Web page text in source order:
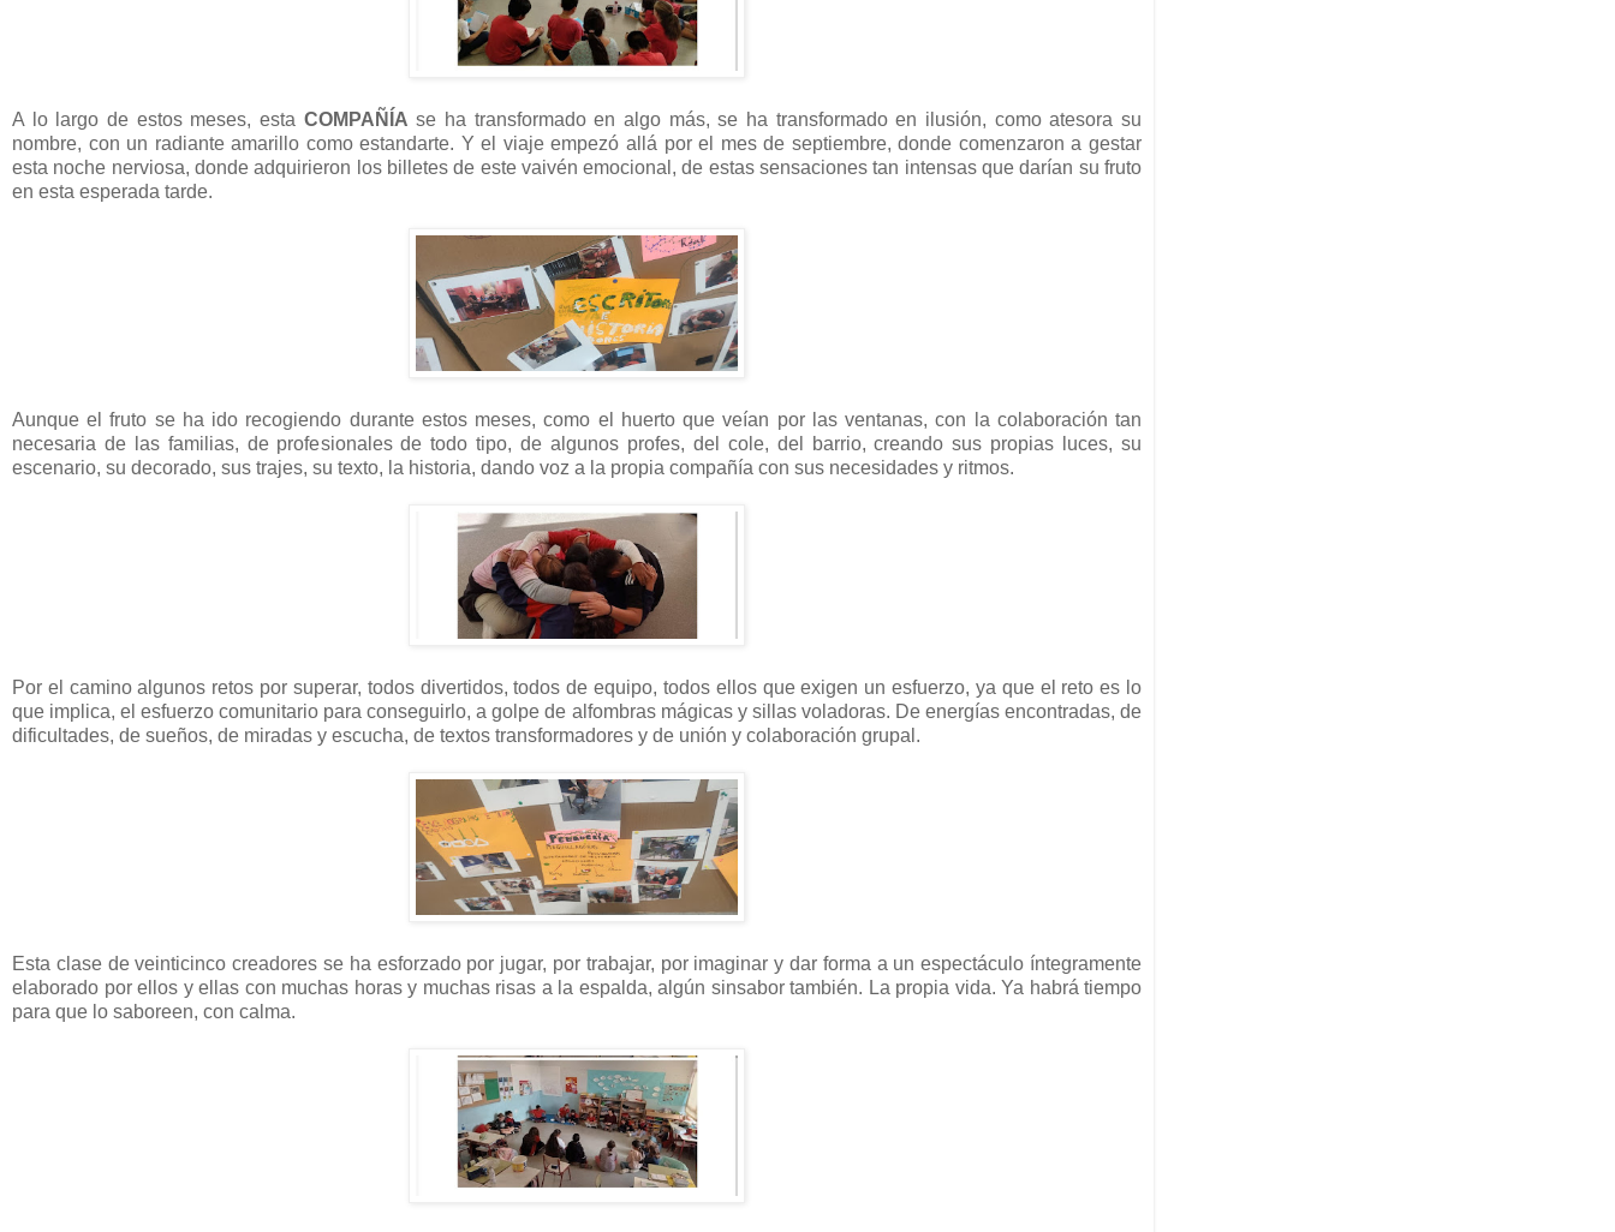
A lo largo de estos meses, esta COMPAÑÍA se ha transformado en algo más, se ha transformado en ilusión, como atesora su
nombre, con un radiante amarillo como estandarte. Y el viaje empezó allá por el mes de septiembre, donde comenzaron a gestar
esta noche nerviosa, donde adquirieron los billetes de este vaivén emocional, de estas sensaciones tan intensas que darían su fruto
en esta esperada tarde.
Aunque el fruto se ha ido recogiendo durante estos meses, como el huerto que veían por las ventanas, con la colaboración tan
necesaria de las familias, de profesionales de todo tipo, de algunos profes, del cole, del barrio, creando sus propias luces, su
escenario, su decorado, sus trajes, su texto, la historia, dando voz a la propia compañía con sus necesidades y ritmos.
Por el camino algunos retos por superar, todos divertidos, todos de equipo, todos ellos que exigen un esfuerzo, ya que el reto es lo
que implica, el esfuerzo comunitario para conseguirlo, a golpe de alfombras mágicas y sillas voladoras. De energías encontradas, de
dificultades, de sueños, de miradas y escucha, de textos transformadores y de unión y colaboración grupal.
Esta clase de veinticinco creadores se ha esforzado por jugar, por trabajar, por imaginar y dar forma a un espectáculo íntegramente
elaborado por ellos y ellas con muchas horas y muchas risas a la espalda, algún sinsabor también. La propia vida. Ya habrá tiempo
para que lo saboreen, con calma.